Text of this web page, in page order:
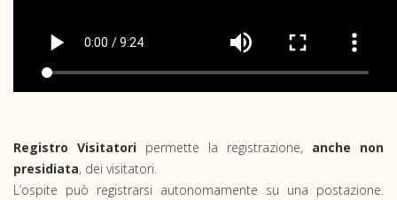
Registro Visitatori permette la registrazione, anche non
presidiata, dei visitatori.
L’ospite può registrarsi autonomamente su una postazione.